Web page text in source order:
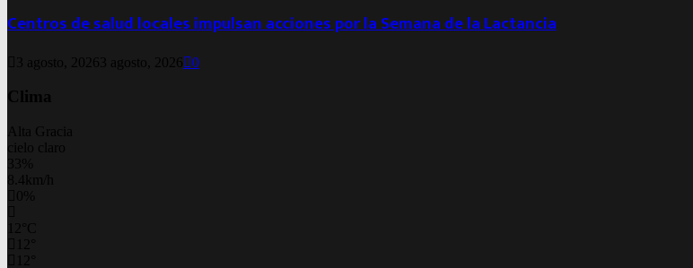
Centros de salud locales impulsan acciones por la Semana de la Lactancia
3 agosto, 2026 3 agosto, 2026 0
Clima
Alta Gracia
cielo claro
33%
8.4km/h
0%
C